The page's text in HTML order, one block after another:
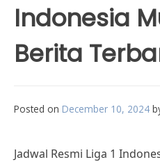
Indonesia
Berita
Posted on December 10, 2024
Jadwal Resmi Liga 1